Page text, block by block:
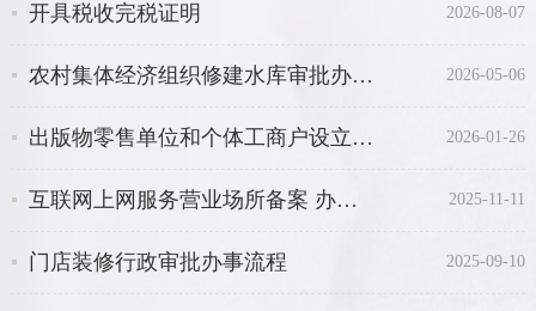
开具税收完税证明 2026-08-07
农村集体经济组织修建水库审批办事指南 2026-05-06
出版物零售单位和个体工商户设立、变更审批 2026-01-26
互联网上网服务营业场所备案 办事指南 2025-11-11
门店装修行政审批办事流程 2025-09-10